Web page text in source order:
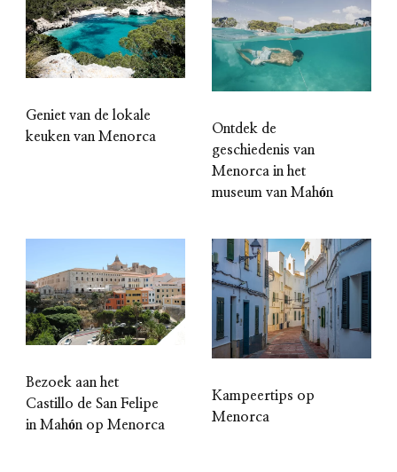
Geniet van de lokale
keuken van Menorca
Ontdek de
geschiedenis van
Menorca in het
museum van Mahón
Bezoek aan het
Castillo de San Felipe
in Mahón op Menorca
Kampeertips op
Menorca